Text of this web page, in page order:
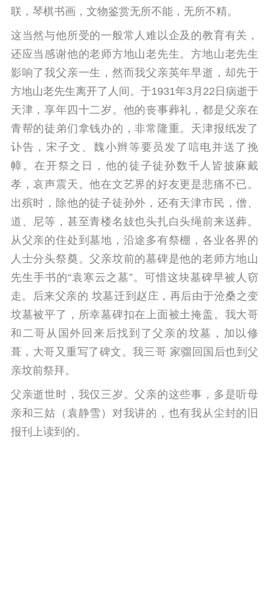
联，琴棋书画，文物鉴赏无所不能，无所不精。
这当然与他所受的一般常人难以企及的教育有关，
还应当感谢他的老师方地山老先生。方地山老先生
影响了我父亲一生，然而我父亲英年早逝，却先于
方地山老先生离开了人间。于1931年3月22日病逝于
天津，享年四十二岁。 他的丧事葬礼，都是父亲在
青帮的徒弟们拿钱办的，非常隆重。天津报纸发了
讣告，宋子文、魏小辫等要员发了唁电并送了挽
幛。在开祭之日，他的徒子徒孙数千人皆披麻戴
孝，哀声震天。他在文艺界的好友更是悲痛不已。
出殡时，除他的徒子徒孙外，还有天津市民，僧、
道、尼等，甚至青楼名妓也头扎白头绳前来送葬。
从父亲的住处到墓地，沿途多有祭棚，各业各界的
人士分头祭奠。父亲坟前的墓碑是他的老师方地山
先生手书的“袁寒云之墓”。可惜这块墓碑早被人窃
走。后来父亲的 坟墓迁到赵庄，再后由于沧桑之变
坟墓被平了，所幸墓碑扣在上面被土掩盖。 我大哥
和二哥从国外回来后找到了父亲的坟墓，加以修
葺，大哥又重写了碑文。我三哥 家骝回国后也到父
亲坟前祭拜。
父亲逝世时，我仅三岁。父亲的这些事，多是听母
亲和三姑（袁静雪）对我讲的，也有我从尘封的旧
报刊上读到的。